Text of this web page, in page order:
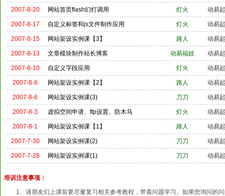
2007-8-20 网站首页flash幻灯调用 灯火 动易
2007-8-17 自定义标签和js文件制作应用 灯火 动易
2007-8-15 网站架设实例课【3】 路人 动易
2007-8-13 文章模块制作站长博客 动易福娃 动易
2007-8-10 自定义字段应用 灯火 动易
2007-8-8 网站架设实例课【2】 路人 动易
2007-8-6 网站架设实例课(3) 刀刀 动易
2007-8-3 虚拟空间申请、ftp设置、防木马 灯火 动易
2007-8-1 网站架设实例课【1】 路人 动易
2007-7-30 网站架设实例课(2) 刀刀 动易
2007-7-28 网站架设实例课(1) 刀刀 动易
培训注意事项：
1、请朋友们上课前要尽量复习相关参考教程，带着问题学习。如果您询问的